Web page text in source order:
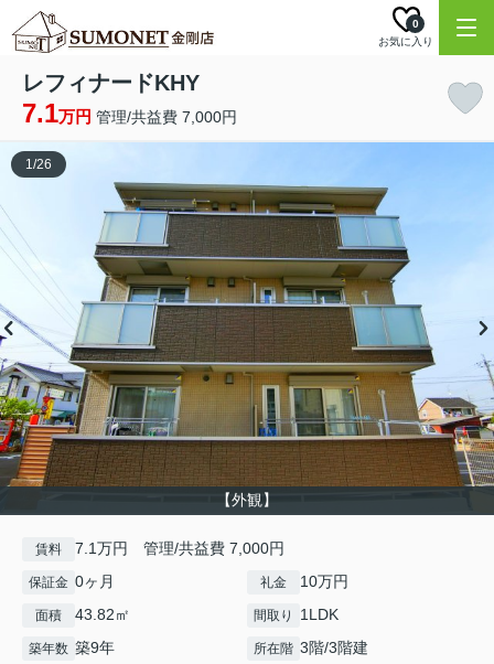
お気に入り
0
レフィナードKHY
7.1万円 管理/共益費 7,000円
【外観】
1/26
賃料 7.1万円 管理/共益費 7,000円
保証金 0ヶ月 礼金 10万円
面積 43.82㎡ 間取り 1LDK
築年数 築9年 所在階 3階/3階建